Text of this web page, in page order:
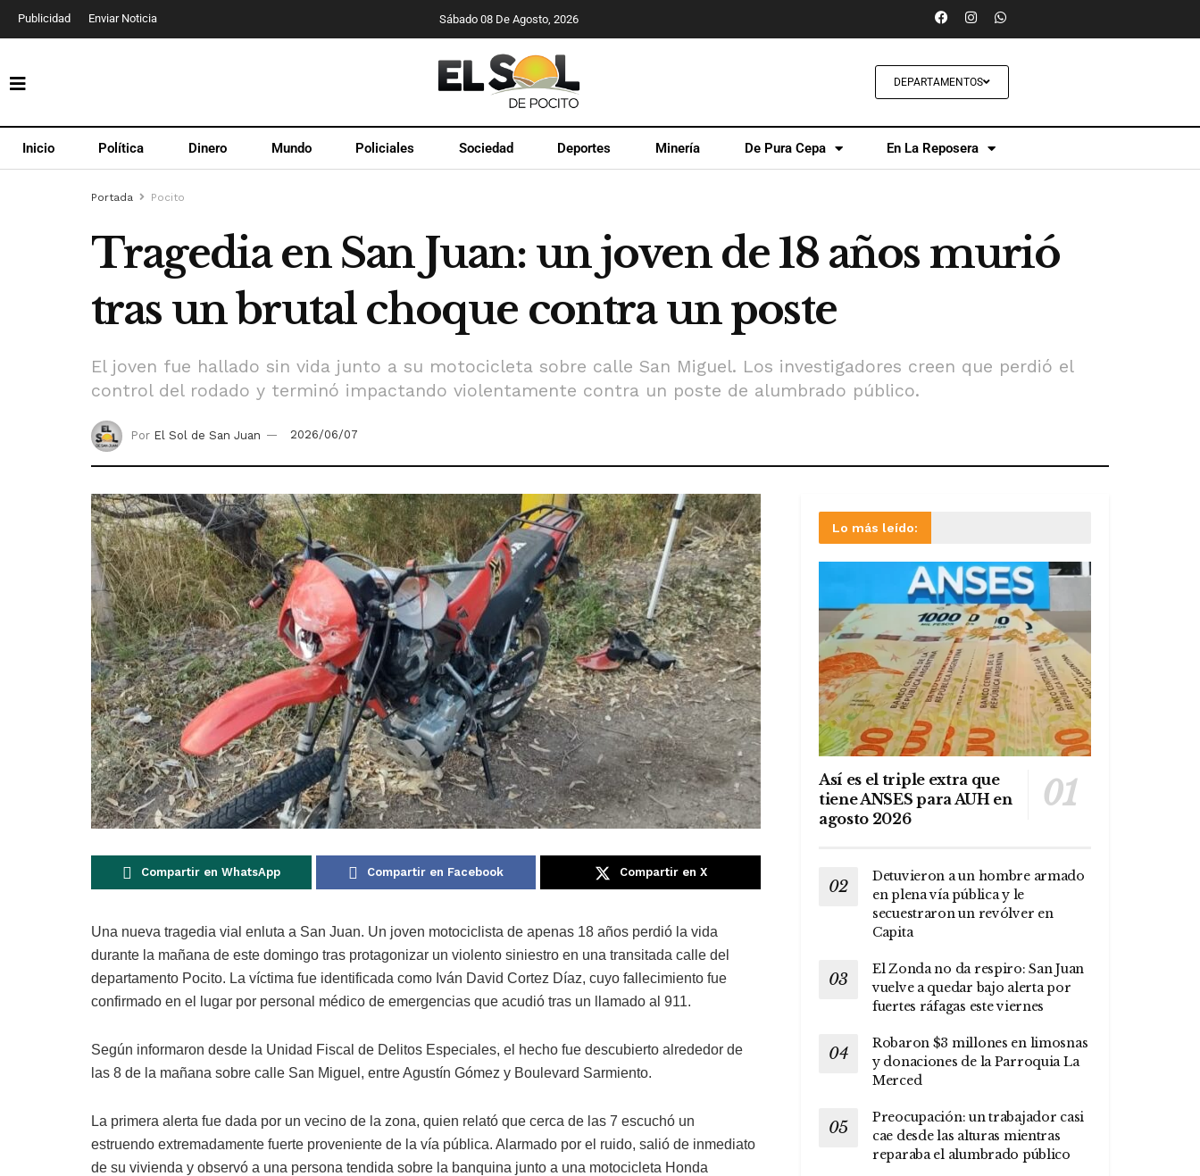
Publicidad Enviar Noticia Sábado 08 De Agosto, 2026
DEPARTAMENTOS
Inicio Política Dinero Mundo Policiales Sociedad Deportes Minería De Pura Cepa En La Reposera
Portada Pocito
Tragedia en San Juan: un joven de 18 años murió
tras un brutal choque contra un poste
El joven fue hallado sin vida junto a su motocicleta sobre calle San Miguel. Los investigadores creen que perdió el
control del rodado y terminó impactando violentamente contra un poste de alumbrado público.
Por El Sol de San Juan 2026/06/07
Compartir en WhatsApp Compartir en Facebook Compartir en X
Una nueva tragedia vial enluta a San Juan. Un joven motociclista de apenas 18 años perdió la vida
durante la mañana de este domingo tras protagonizar un violento siniestro en una transitada calle del
departamento Pocito. La víctima fue identificada como Iván David Cortez Díaz, cuyo fallecimiento fue
confirmado en el lugar por personal médico de emergencias que acudió tras un llamado al 911.
Según informaron desde la Unidad Fiscal de Delitos Especiales, el hecho fue descubierto alrededor de
las 8 de la mañana sobre calle San Miguel, entre Agustín Gómez y Boulevard Sarmiento.
La primera alerta fue dada por un vecino de la zona, quien relató que cerca de las 7 escuchó un
estruendo extremadamente fuerte proveniente de la vía pública. Alarmado por el ruido, salió de inmediato
de su vivienda y observó a una persona tendida sobre la banquina junto a una motocicleta Honda
Lo más leído:
Así es el triple extra que
tiene ANSES para AUH en
agosto 2026
Detuvieron a un hombre armado
en plena vía pública y le
secuestraron un revólver en
Capita
El Zonda no da respiro: San Juan
vuelve a quedar bajo alerta por
fuertes ráfagas este viernes
Robaron $3 millones en limosnas
y donaciones de la Parroquia La
Merced
Preocupación: un trabajador casi
cae desde las alturas mientras
reparaba el alumbrado público